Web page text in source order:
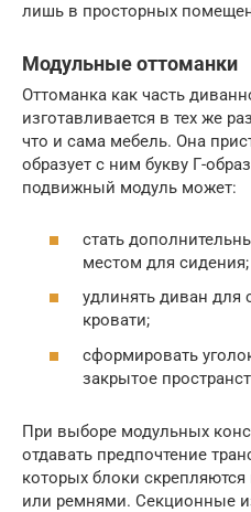
лишь в просторных
Модульные оттоманки
Оттоманка как часть
изготавливается в тех же
что и сама мебель. Она
образует с ним букву Г-
подвижный модуль может:
стать
местом для сидения;
удлинять диван для
кровати;
сформировать
закрытое
При выборе модульных
отдавать предпочтение
которых блоки
или ремнями. Секционные